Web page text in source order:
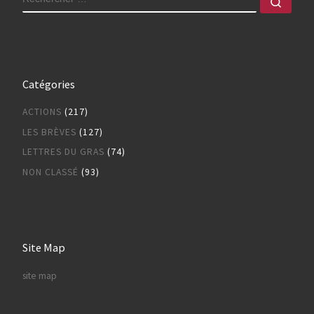
Catégories
ACTIONS (217)
LES BRÈVES (127)
LETTRES DU GRAS (74)
NON CLASSÉ (93)
Site Map
site map